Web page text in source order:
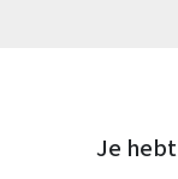
Je hebt